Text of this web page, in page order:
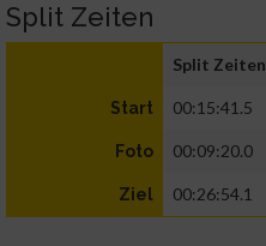
Split Zeiten
Split Zeiten
Start 00:15:41.5
Foto 00:09:20.0
Ziel 00:26:54.1